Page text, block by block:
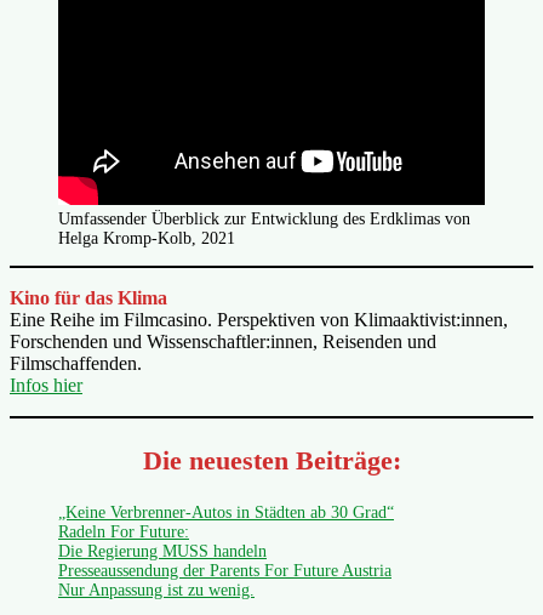
Umfassender Überblick zur Entwicklung des Erdklimas von
Helga Kromp-Kolb, 2021
Kino für das Klima
Eine Reihe im Filmcasino. Perspektiven von Klimaaktivist:innen,
Forschenden und Wissenschaftler:innen, Reisenden und
Filmschaffenden.
Infos hier
Die neuesten Beiträge:
„Keine Verbrenner-Autos in Städten ab 30 Grad“
Radeln For Future:
Die Regierung MUSS handeln
Presseaussendung der Parents For Future Austria
Nur Anpassung ist zu wenig.